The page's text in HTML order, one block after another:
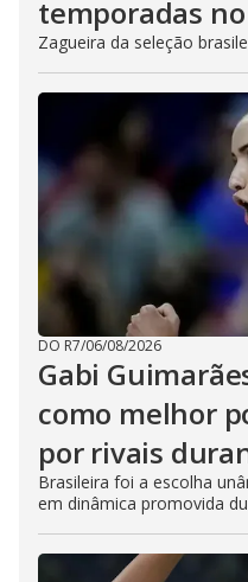
temporadas
Zagueira da seleção
DO R7/06/08/2026
Gabi
como melhor
por rivais
Brasileira foi a escolha
em dinâmica promovida